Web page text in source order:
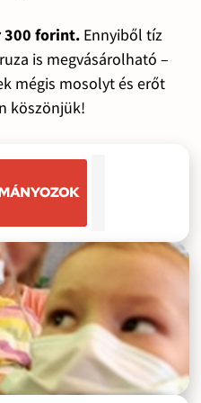
300 forint.Ennyiből tíz
is megvásárolható –
mégis mosolyt és erőt
köszönjük!